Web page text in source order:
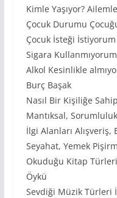
Kimle Yaşıyor? Ailemle
Çocuk Durumu
Çocuk İsteği İstiyorum
Sigara Kullanmıyorum
Alkol Kesinlikle
Burç Başak
Nasıl Bir Kişiliğe
Mantıksal,
İlgi Alanları
Seyahat, Yemek
Okuduğu Kitap
Öykü
Sevdiği Müzik Türleri